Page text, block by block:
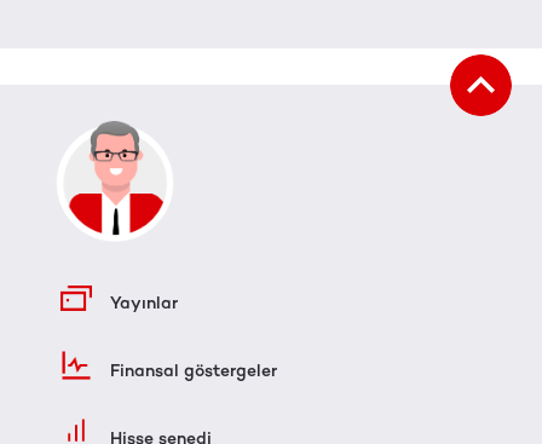
Yayınlar
Finansal göstergeler
Hisse senedi